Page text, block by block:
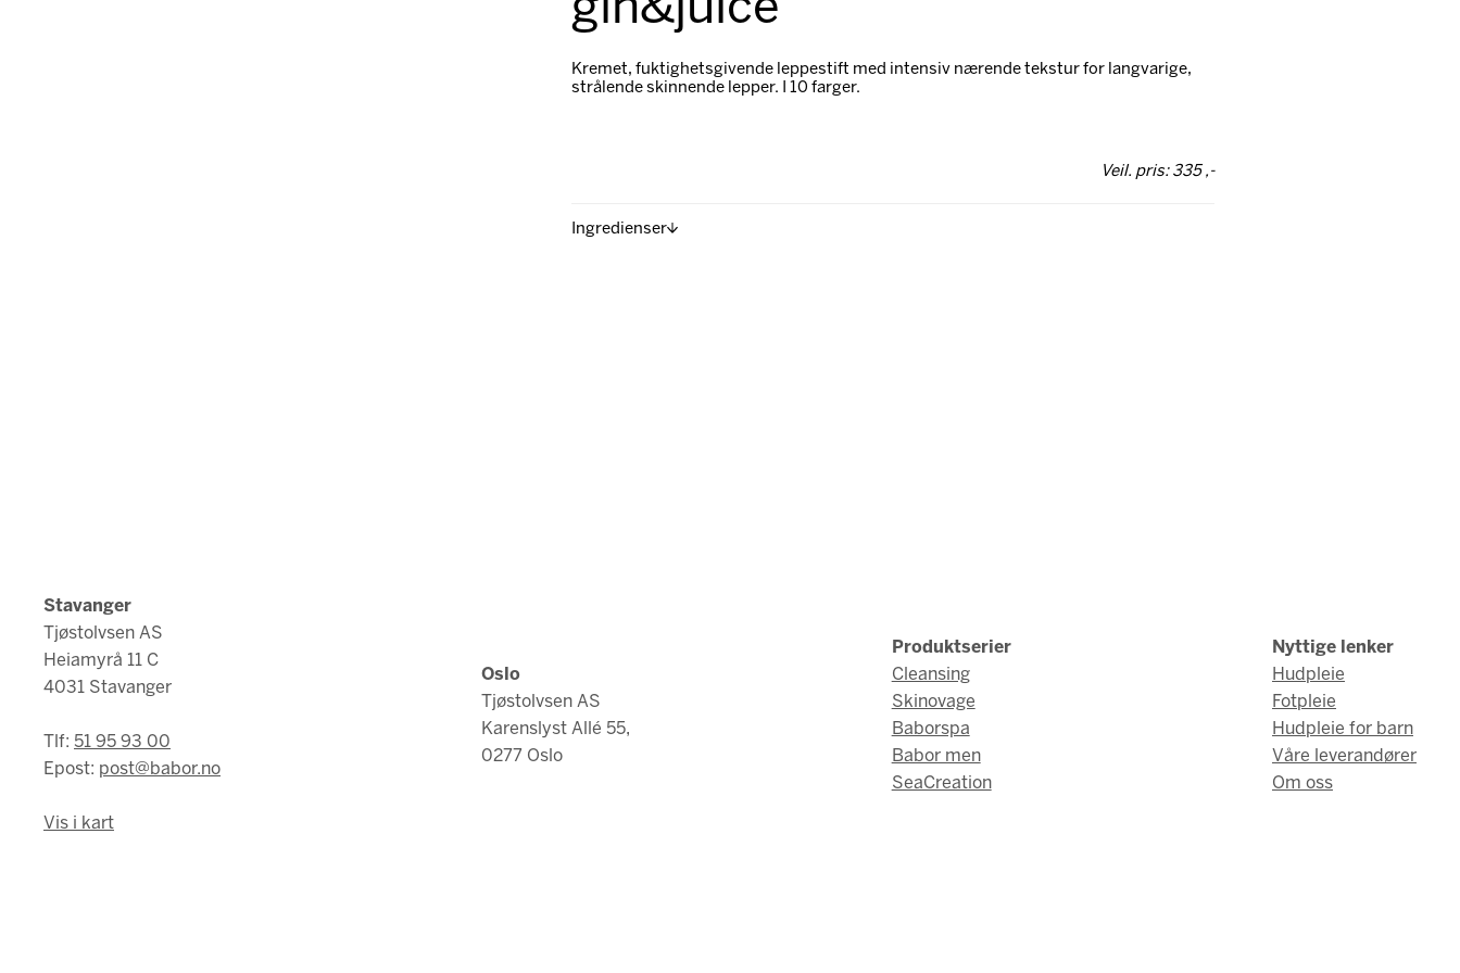
gin&juice
Kremet, fuktighetsgivende leppestift med intensiv nærende tekstur for langvarige,
strålende skinnende lepper. I 10 farger.
Veil. pris: 335 ,-
Ingredienser
Stavanger
Tjøstolvsen AS
Heiamyrå 11 C
4031 Stavanger
Tlf: 51 95 93 00
Epost: post@babor.no
Vis i kart
Oslo
Tjøstolvsen AS
Karenslyst Allé 55,
0277 Oslo
Produktserier
Cleansing
Skinovage
Baborspa
Babor men
SeaCreation
Nyttige lenker
Hudpleie
Fotpleie
Hudpleie for barn
Våre leverandører
Om oss